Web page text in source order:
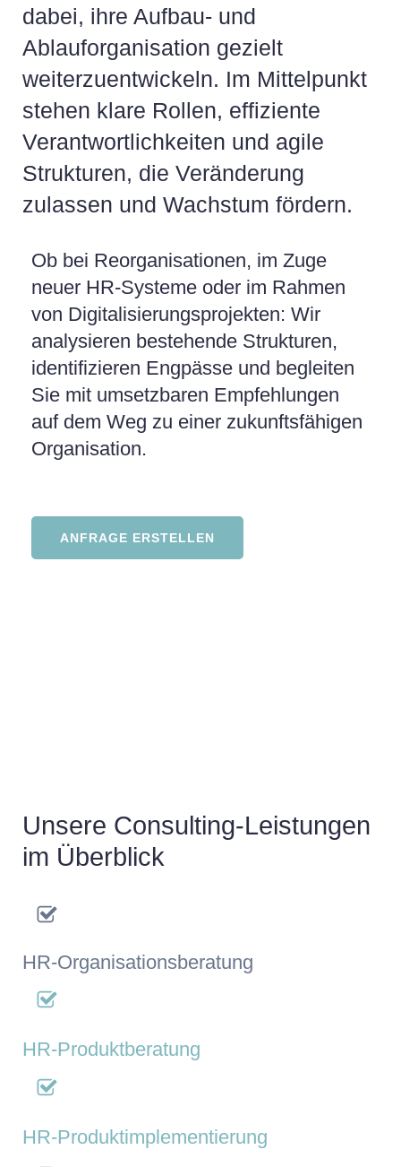
dabei, ihre Aufbau- und
Ablauforganisation gezielt
weiterzuentwickeln. Im Mittelpunkt
stehen klare Rollen, effiziente
Verantwortlichkeiten und agile
Strukturen, die Veränderung
zulassen und Wachstum fördern.
Ob bei Reorganisationen, im Zuge
neuer HR-Systeme oder im Rahmen
von Digitalisierungsprojekten: Wir
analysieren bestehende Strukturen,
identifizieren Engpässe und begleiten
Sie mit umsetzbaren Empfehlungen
auf dem Weg zu einer zukunftsfähigen
Organisation.
ANFRAGE ERSTELLEN
Unsere Consulting-Leistungen
im Überblick
HR-Organisationsberatung
HR-Produktberatung
HR-Produktimplementierung